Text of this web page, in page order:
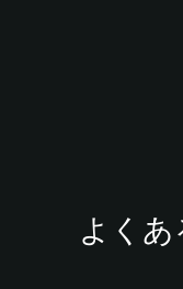
よくあ